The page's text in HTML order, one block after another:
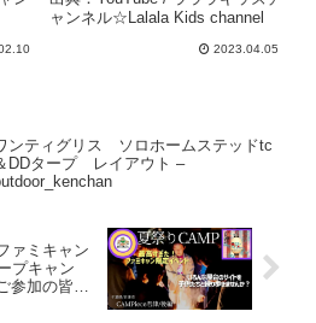
channel
ャンネル☆Lalala Kids channel
2023.04.05
ンティグリス ソロホームステッドtc
DDタープ レイアウト –
ァミキャン
プキャン
参加の皆さ